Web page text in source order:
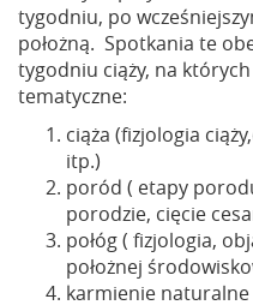
tygodniu, po
położną. Spotkania te
tygodniu ciąży, na
tematyczne:
ciąża (fizjologia
itp.)
poród ( etapy
porodzie, cięcie
połóg ( fizjologia,
położnej
karmienie